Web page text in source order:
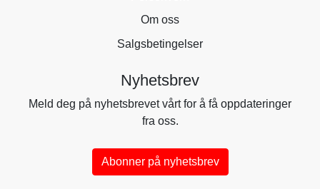
Om oss
Salgsbetingelser
Nyhetsbrev
Meld deg på nyhetsbrevet vårt for å få oppdateringer
fra oss.
Abonner på nyhetsbrev